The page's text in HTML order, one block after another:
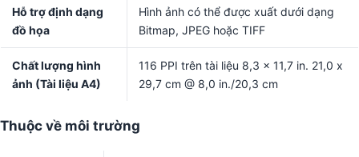
Hỗ trợ định dạng
đồ họa
Hình ảnh có thể được xuất dưới dạng
Bitmap, JPEG hoặc TIFF
Chất lượng hình
ảnh (Tài liệu A4)
116 PPI trên tài liệu 8,3 x 11,7 in. 21,0 x
29,7 cm @ 8,0 in./20,3 cm
Thuộc về môi trường